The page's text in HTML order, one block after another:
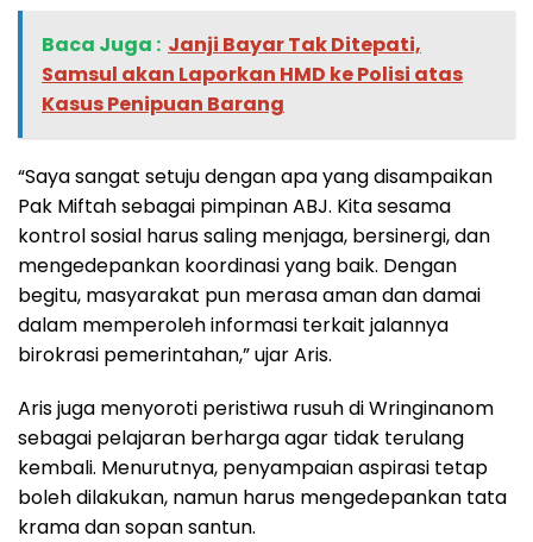
Baca Juga : ‎Janji Bayar Tak Ditepati,
Samsul akan Laporkan HMD ke Polisi atas
Kasus Penipuan Barang
“Saya sangat setuju dengan apa yang disampaikan
Pak Miftah sebagai pimpinan ABJ. Kita sesama
kontrol sosial harus saling menjaga, bersinergi, dan
mengedepankan koordinasi yang baik. Dengan
begitu, masyarakat pun merasa aman dan damai
dalam memperoleh informasi terkait jalannya
birokrasi pemerintahan,” ujar Aris.
Aris juga menyoroti peristiwa rusuh di Wringinanom
sebagai pelajaran berharga agar tidak terulang
kembali. Menurutnya, penyampaian aspirasi tetap
boleh dilakukan, namun harus mengedepankan tata
krama dan sopan santun.